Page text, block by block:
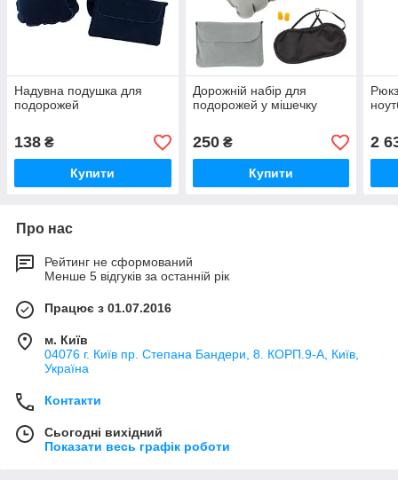
Надувна подушка для
подорожей
138 ₴
Купити
Дорожній набір для
подорожей у мішечку
250₴
Купити
2
Про нас
Рейтинг не сформований
Менше 5 відгуків за останній рік
Працює з 01.07.2016
м. Київ
04076 г. Київ пр. Степана Бандери, 8. КОРП.9-А, Київ,
Україна
Контакти
Сьогодні вихідний
Показати весь графік роботи